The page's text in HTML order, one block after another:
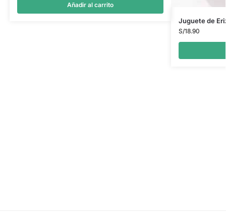
Añadir al carrito
Juguete de
S/18.90